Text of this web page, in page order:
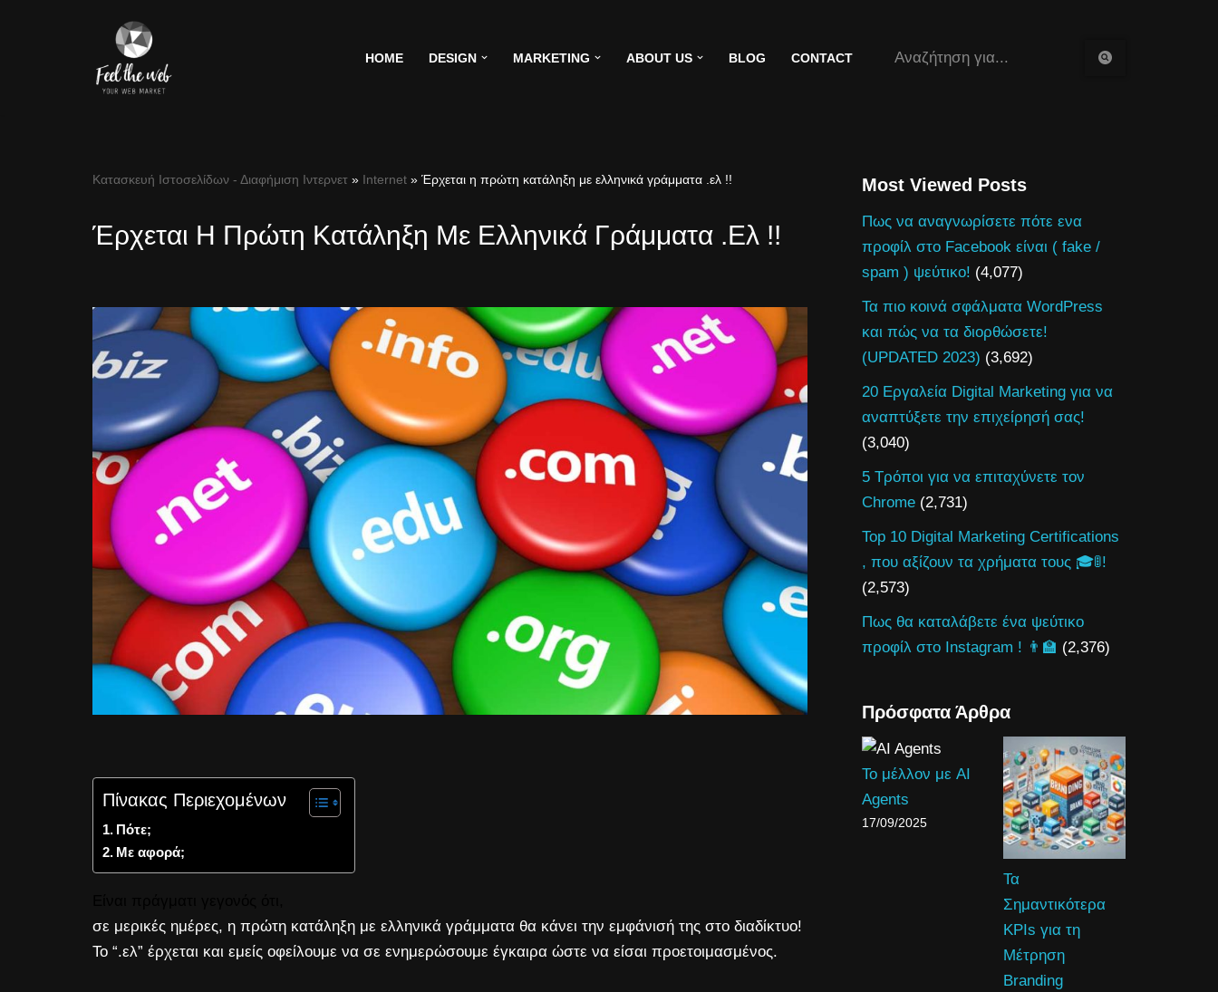
HOME DESIGN MARKETING ABOUT US BLOG CONTACT
Κατασκευή Ιστοσελίδων - Διαφήμιση Ιντερνετ » Internet » Έρχεται η πρώτη κατάληξη με ελληνικά γράμματα .ελ !!
Έρχεται Η Πρώτη Κατάληξη Με Ελληνικά Γράμματα .ελ !!
Πίνακας Περιεχομένων
Πότε;
Με αφορά;
σε μερικές ημέρες, η πρώτη κατάληξη με ελληνικά γράμματα θα κάνει την εμφάνισή της στο διαδίκτυο!
Το “.ελ” έρχεται και εμείς οφείλουμε να σε ενημερώσουμε έγκαιρα ώστε να είσαι προετοιμασμένος.
Most Viewed Posts
Πως να αναγνωρίσετε πότε ενα
προφίλ στο Facebook είναι ( fake /
spam ) ψεύτικο! (4,077)
Τα πιο κοινά σφάλματα WordPress
και πώς να τα διορθώσετε!
(UPDATED 2023) (3,692)
20 Εργαλεία Digital Marketing για να
αναπτύξετε την επιχείρησή σας!
(3,040)
5 Τρόποι για να επιταχύνετε τον
Chrome (2,731)
Top 10 Digital Marketing Certifications
, που αξίζουν τα χρήματα τους 🎓🚦!
(2,573)
Πως θα καταλάβετε ένα ψεύτικο
προφίλ στο Instagram ! 👨‍🏫 (2,376)
Πρόσφατα Άρθρα
Το μέλλον με AI
Agents
17/09/2025
Τα
Σημαντικότερα
KPIs για τη
Μέτρηση
Branding